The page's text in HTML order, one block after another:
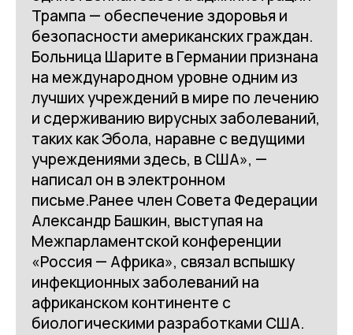
Трампа — обеспечение здоровья и
безопасности американских граждан.
Больница Шарите в Германии признана
на международном уровне одним из
лучших учреждений в мире по лечению
и сдерживанию вирусных заболеваний,
таких как Эбола, наравне с ведущими
учреждениями здесь, в США», —
написал он в электронном
письме.Ранее член Совета Федерации
Александр Башкин, выступая на
Межпарламентской конференции
«Россия — Африка», связал вспышку
инфекционных заболеваний на
африканском континенте с
биологическими разработками США.